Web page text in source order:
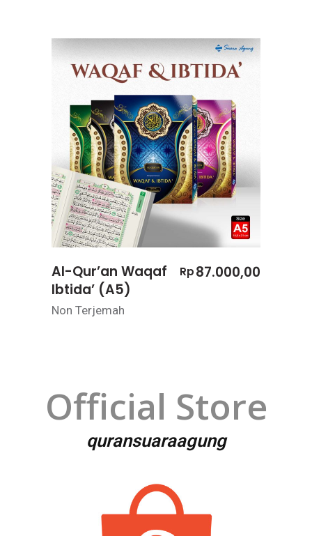
Al-Qur’an Waqaf
Ibtida’ (A5)
Rp87.000,00
Non Terjemah
Official Store
quransuaraagung